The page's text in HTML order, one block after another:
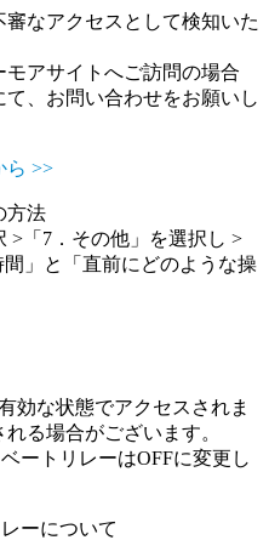
なアクセスとして検知いた
アサイトへご訪問の場合
、お問い合わせをお願いし
ら >>
方法
>「7．その他」を選択し >
」と「直前にどのような操
効な状態でアクセスされま
る場合がございます。
ートリレーはOFFに変更し
ーについて